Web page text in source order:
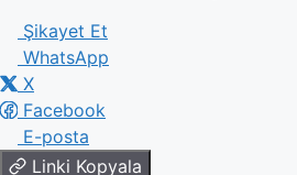
Şikayet Et
WhatsApp
X
Facebook
E-posta
Linki Kopyala